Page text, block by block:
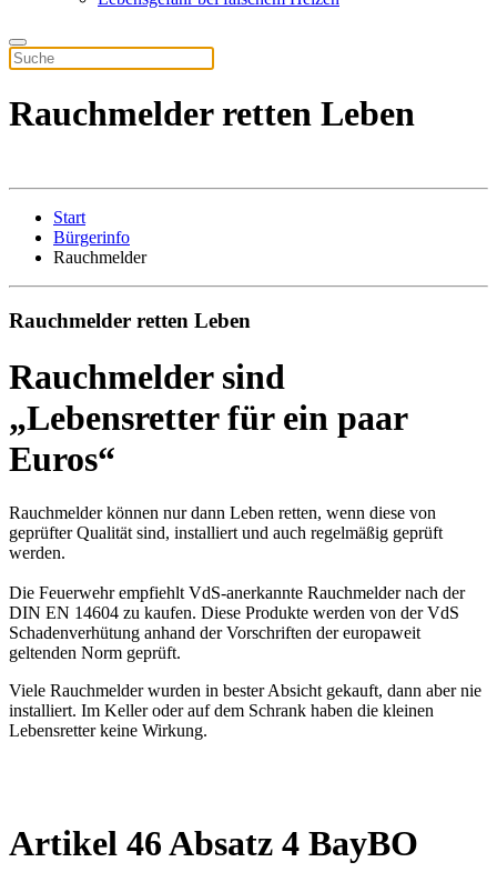
Rauchmelder retten Leben
Start
Bürgerinfo
Rauchmelder
Rauchmelder retten Leben
Rauchmelder sind
„Lebensretter für ein paar
Euros“
Rauchmelder können nur dann Leben retten, wenn diese von
geprüfter Qualität sind, installiert und auch regelmäßig geprüft
werden.
Die Feuerwehr empfiehlt VdS-anerkannte Rauchmelder nach der
DIN EN 14604 zu kaufen. Diese Produkte werden von der VdS
Schadenverhütung anhand der Vorschriften der europaweit
geltenden Norm geprüft.
Viele Rauchmelder wurden in bester Absicht gekauft, dann aber nie
installiert. Im Keller oder auf dem Schrank haben die kleinen
Lebensretter keine Wirkung.
Artikel 46 Absatz 4 BayBO